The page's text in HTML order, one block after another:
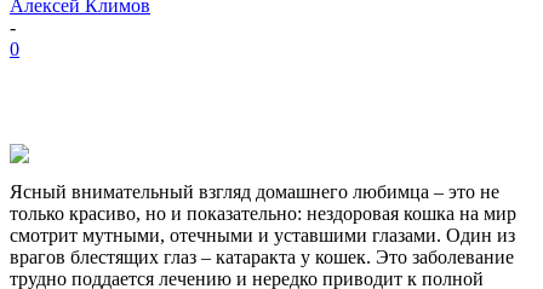
Алексей Климов
-
0
Ясный внимательный взгляд домашнего любимца – это не
только красиво, но и показательно: нездоровая кошка на мир
смотрит мутными, отечными и уставшими глазами. Один из
врагов блестящих глаз – катаракта у кошек. Это заболевание
трудно поддается лечению и нередко приводит к полной